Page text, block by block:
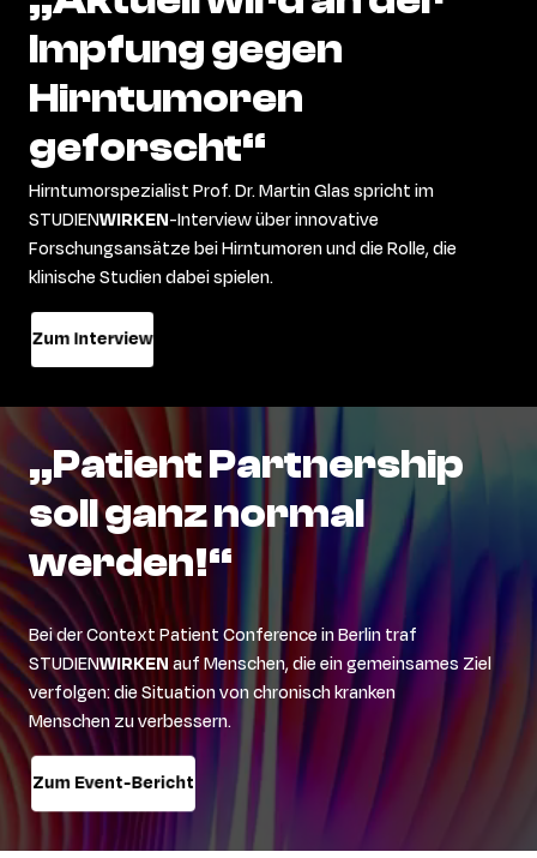
Impfunggegen
Hirntumoren
geforscht“
Hirntumorspezialist Prof. Dr. Martin Glas spricht im
STUDIENWIRKEN-Interview über innovative
Forschungsansätze bei Hirntumoren und die Rolle, die
klinische Studien dabei spielen.
Zum Interview
„PatientPartnership
sollganznormal
werden!“
Bei derContextPatient Conference in Berlin traf
STUDIENWIRKENaufMenschen, die ein gemeinsames Ziel
verfolgen:dieSituation von chronisch kranken
Menschenzuverbessern.
Zum Event-Bericht